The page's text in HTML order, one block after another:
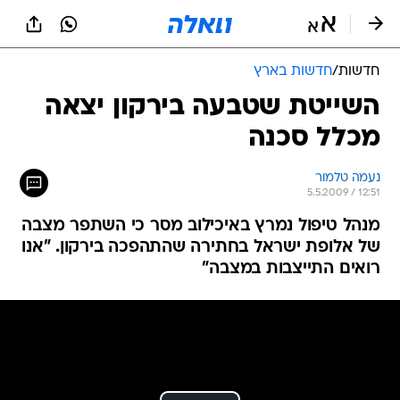
חדשות/חדשות בארץ
השייטת שטבעה בירקון יצאה
מכלל סכנה
נעמה טלמור
5.5.2009 / 12:51
מנהל טיפול נמרץ באיכילוב מסר כי השתפר מצבה
של אלופת ישראל בחתירה שהתהפכה בירקון. "אנו
רואים התייצבות במצבה"